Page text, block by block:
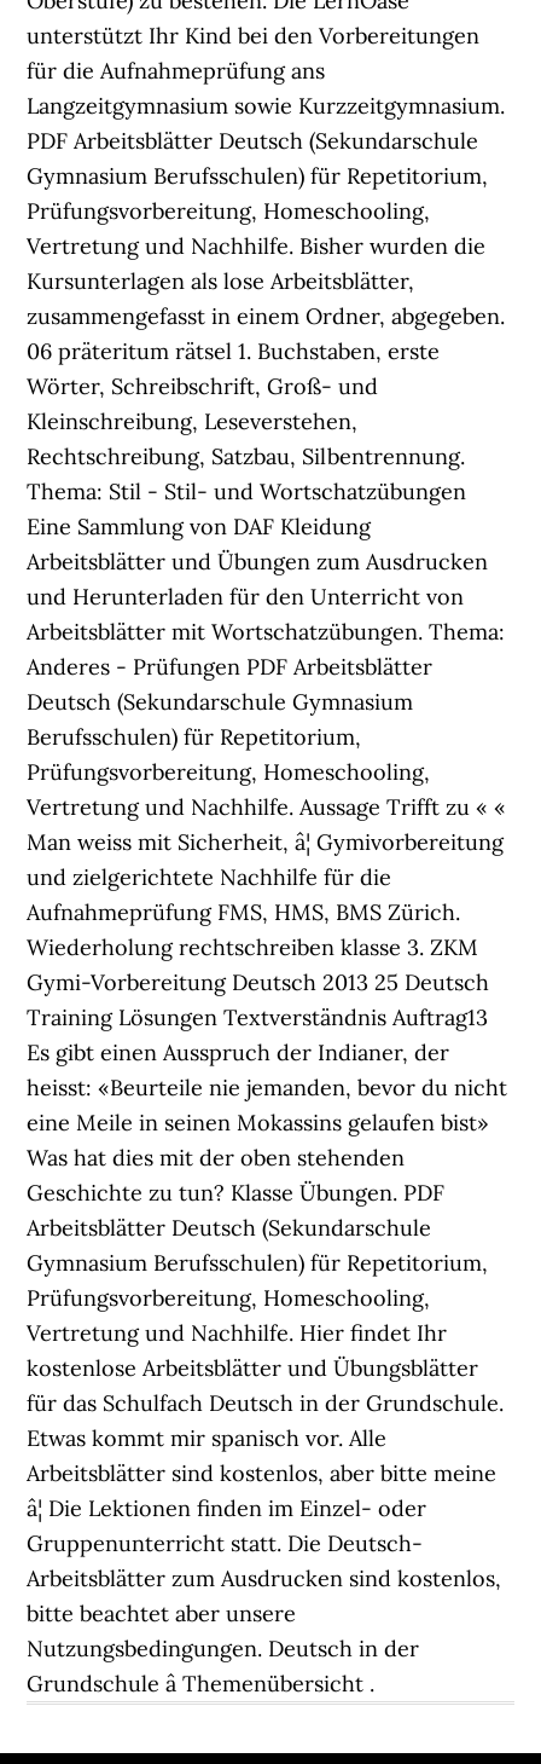
unterstützt Ihr Kind bei den Vorbereitungen
für die Aufnahmeprüfung ans
Langzeitgymnasium sowie Kurzzeitgymnasium.
PDF Arbeitsblätter Deutsch (Sekundarschule
Gymnasium Berufsschulen) für Repetitorium,
Prüfungsvorbereitung, Homeschooling,
Vertretung und Nachhilfe. Bisher wurden die
Kursunterlagen als lose Arbeitsblätter,
zusammengefasst in einem Ordner, abgegeben.
06 präteritum rätsel 1. Buchstaben, erste
Wörter, Schreibschrift, Groß- und
Kleinschreibung, Leseverstehen,
Rechtschreibung, Satzbau, Silbentrennung.
Thema: Stil - Stil- und Wortschatzübungen
Eine Sammlung von DAF Kleidung
Arbeitsblätter und Übungen zum Ausdrucken
und Herunterladen für den Unterricht von
Arbeitsblätter mit Wortschatzübungen. Thema:
Anderes - Prüfungen PDF Arbeitsblätter
Deutsch (Sekundarschule Gymnasium
Berufsschulen) für Repetitorium,
Prüfungsvorbereitung, Homeschooling,
Vertretung und Nachhilfe. Aussage Trifft zu « «
Man weiss mit Sicherheit, â¦ Gymivorbereitung
und zielgerichtete Nachhilfe für die
Aufnahmeprüfung FMS, HMS, BMS Zürich.
Wiederholung rechtschreiben klasse 3. ZKM
Gymi-Vorbereitung Deutsch 2013 25 Deutsch
Training Lösungen Textverständnis Auftrag13
Es gibt einen Ausspruch der Indianer, der
heisst: «Beurteile nie jemanden, bevor du nicht
eine Meile in seinen Mokassins gelaufen bist»
Was hat dies mit der oben stehenden
Geschichte zu tun? Klasse Übungen. PDF
Arbeitsblätter Deutsch (Sekundarschule
Gymnasium Berufsschulen) für Repetitorium,
Prüfungsvorbereitung, Homeschooling,
Vertretung und Nachhilfe. Hier findet Ihr
kostenlose Arbeitsblätter und Übungsblätter
für das Schulfach Deutsch in der Grundschule.
Etwas kommt mir spanisch vor. Alle
Arbeitsblätter sind kostenlos, aber bitte meine
â¦ Die Lektionen finden im Einzel- oder
Gruppenunterricht statt. Die Deutsch-
Arbeitsblätter zum Ausdrucken sind kostenlos,
bitte beachtet aber unsere
Nutzungsbedingungen. Deutsch in der
Grundschule â Themenübersicht .